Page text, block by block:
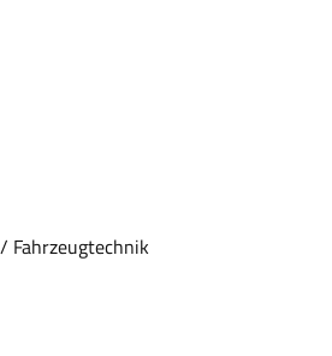
Fahrzeugtechnik